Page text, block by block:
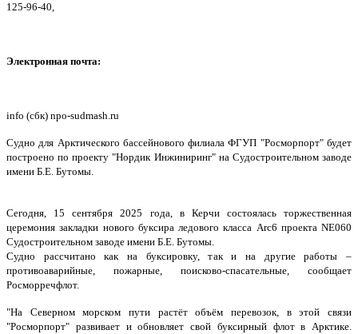
125-96-40,
Электронная почта:
info (сбк) npo-sudmash.ru
Судно для Арктического бассейнового филиала ФГУП "Росморпорт" будет
построено по проекту "Нордик Инжиниринг" на Судостроительном заводе
имени Б.Е. Бутомы.
Сегодня, 15 сентября 2025 года, в Керчи состоялась торжественная
церемония закладки нового буксира ледового класса Arc6 проекта NE060
Судостроительном заводе имени Б.Е. Бутомы.
Судно рассчитано как на буксировку, так и на другие работы –
противоаварийные, пожарные, поисково-спасательные, сообщает
Росморречфлот.
"На Северном морском пути растёт объём перевозок, в этой связи
"Росморпорт" развивает и обновляет свой буксирный флот в Арктике.